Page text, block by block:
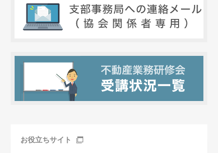
お役立ちサイト